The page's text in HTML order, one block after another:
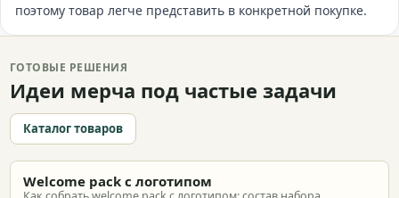
поэтому товар легче представить в конкретной покупке.
ГОТОВЫЕ РЕШЕНИЯ
Идеи мерча под частые задачи
Каталог товаров
Welcome pack с логотипом